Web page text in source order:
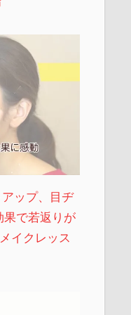
ップ、目ヂ
果で若返りが
イクレッス